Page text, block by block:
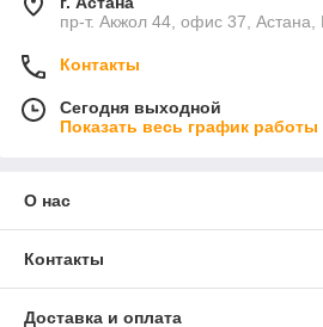
пр-т. Акжол 44, офис 37, Астана,
Контакты
Сегодня выходной
Показать весь график работы
О нас
Контакты
Доставка и оплата